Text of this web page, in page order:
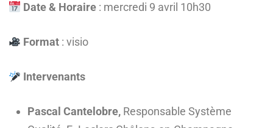
Date & Horaire: mercredi 9 avril 10h30
Format : visio
Intervenants
Pascal Cantelobre, Responsable Système